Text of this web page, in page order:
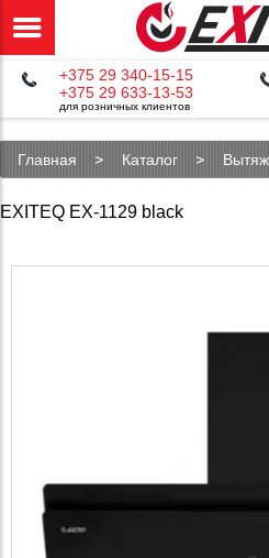
+375 29 340-15-15
+375 29 633-13-53
для розничных клиентов
Главная Каталог
EXITEQ EX-1129 black